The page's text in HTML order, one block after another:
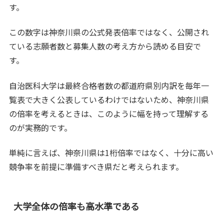
す。
この数字は神奈川県の公式発表倍率ではなく、公開され
ている志願者数と募集人数の考え方から読める目安で
す。
自治医科大学は最終合格者数の都道府県別内訳を毎年一
覧表で大きく公表しているわけではないため、神奈川県
の倍率を考えるときは、このように幅を持って理解する
のが実務的です。
単純に言えば、神奈川県は1桁倍率ではなく、十分に高い
競争率を前提に準備すべき県だと考えられます。
大学全体の倍率も高水準である